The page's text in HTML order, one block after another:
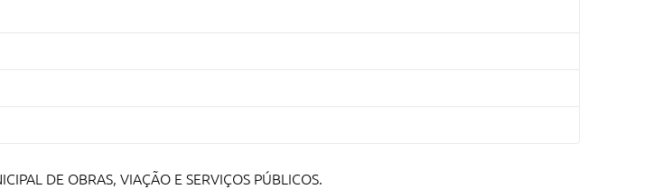
DE OBRAS, VIAÇÃO E SERVIÇOS PÚBLICOS.